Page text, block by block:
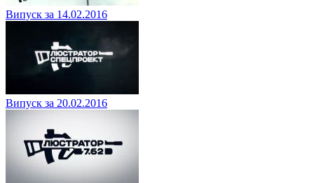
Випуск за 14.02.2016
Випуск за 20.02.2016